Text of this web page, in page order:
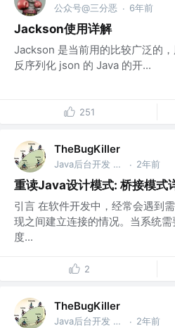
公众号@三分恶 · 6年前
Jackson使用详解
Jackson 是当前用的比较广泛的
反序列化 json 的 Java 的开...
251
TheBugKiller
Java后台开发 @美团 · 2年前
重读Java设计模式: 桥接模式
引言 在软件开发中，经常会遇到
现之间建立连接的情况。当系统
度...
2
TheBugKiller
Java后台开发 @美团 · 2年前